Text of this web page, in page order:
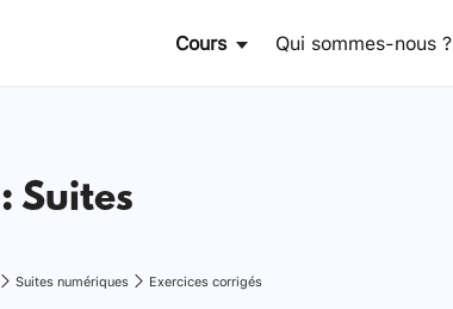
Cours Qui sommes-nous ?
Suites
Suites numériques Exercices corrigés